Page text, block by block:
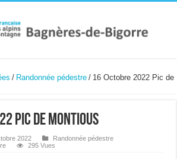
/ Randonnée pédestre / 16 Octobre 2022 Pic de
Pic de Montious
2022
Randonnée pédestre
295 Vues